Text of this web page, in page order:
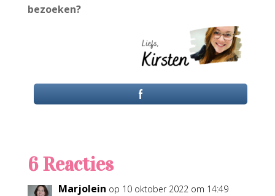
bezoeken?
6 Reacties
Marjolein op 10 oktober 2022 om 14:49